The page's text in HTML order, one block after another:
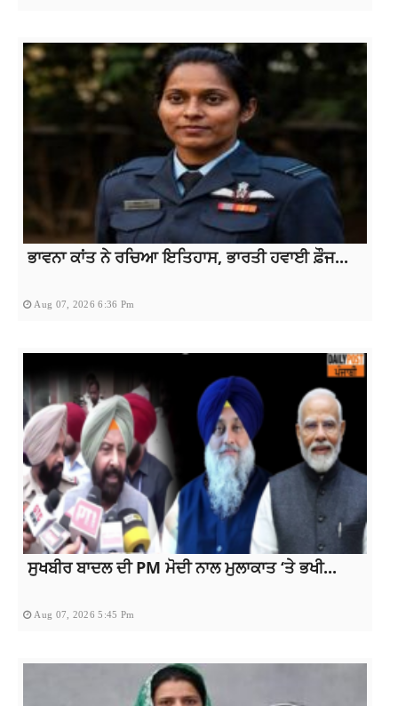
ਭਾਵਨਾ ਕਾਂਤ ਨੇ ਰਚਿਆ ਇਤਿਹਾਸ, ਭਾਰਤੀ ਹਵਾਈ ਫ਼ੌਜ...
Aug 07, 2026 6:36 Pm
ਸੁਖਬੀਰ ਬਾਦਲ ਦੀ PM ਮੋਦੀ ਨਾਲ ਮੁਲਾਕਾਤ ‘ਤੇ ਭਖੀ...
Aug 07, 2026 5:45 Pm